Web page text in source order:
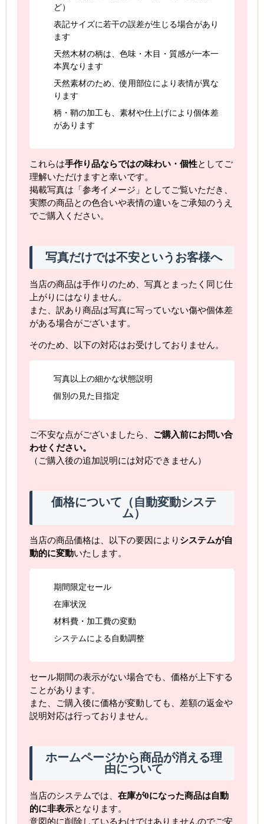
ど）
表記サイズに若干の誤差が生じる場合があり
ます
天然木材の柄は、色味・木目・質感が一本一
本異なります
天然素材のため、使用部位により表情が異な
ります
柄・鞘の加工も、素材や仕上げにより個体差
があります
これらは手作り品ならではの味わい・個性としてご
理解いただけますと幸いです。
掲載写真は「参考イメージ」としてご覧いただき、
実際の商品との色合いや表情の違いをご承知のうえ
でご購入ください。
写真だけでは不安というお客様へ
当店の商品は手作りのため、写真とまったく同じ仕
上がりにはなりません。
また、訳あり商品は写真に写っていない傷や個体差
がある場合がございます。
そのため、以下の対応はお受けしておりません。
写真以上の細かな状態説明
個別の見た目指定
ご不安な点がございましたら、 ご購入前にお問い合
わせください。
（ご購入後の追加説明には対応できません）
価格について（自動変動システ
ム）
当店の商品価格は、以下の要因により システムが自
動的に変動いたします。
期間限定セール
在庫状況
材料費・加工費の変動
システムによる自動調整
セール期間の表示がない場合でも、価格が上下する
ことがあります。
また、ご購入後に価格が変動しても、差額の返金や
説明対応は行っておりません。
ホームページから商品が消える理
由について
当店のシステムでは、 在庫が0になった商品は自動
的に非表示となります。
意図的に削除しているわけではありませんのでご安